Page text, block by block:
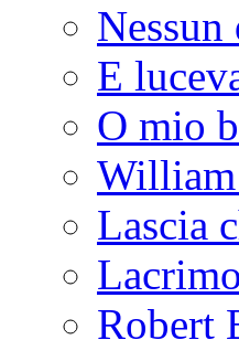
Nessun
E
O mio
William
Lascia
Robert